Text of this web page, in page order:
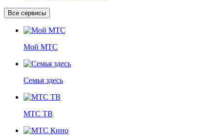
Все сервисы
Мой МТС
Семья здесь
МТС ТВ